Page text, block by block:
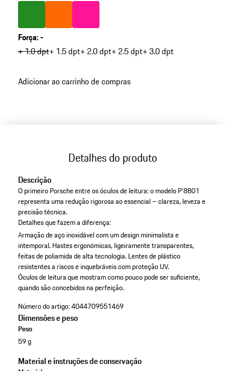
Cor
VerdeCor Laranja
Cor Cor de Rosa
Força:-
+ 1.0 dpt+ 1.5 dpt+ 2.0 dpt+ 2.5 dpt+ 3.0 dpt
Adicionar ao carrinho de compras
Detalhes do produto
Descrição
O primeiro Porsche entre os óculos de leitura: o modelo P’8801
representa uma redução rigorosa ao essencial – clareza, leveza e
precisão técnica.
Detalhes que fazem a diferença:
Armação de aço inoxidável com um design minimalista e
intemporal. Hastes ergonómicas, ligeiramente transparentes,
feitas de poliamida de alta tecnologia. Lentes de plástico
resistentes a riscos e inquebráveis com proteção UV.
Óculos de leitura que mostram como pouco pode ser suficiente,
quando são concebidos na perfeição.
Número do artigo:4044709551469
Dimensões e peso
Peso
59 g
Material e instruções de conservação